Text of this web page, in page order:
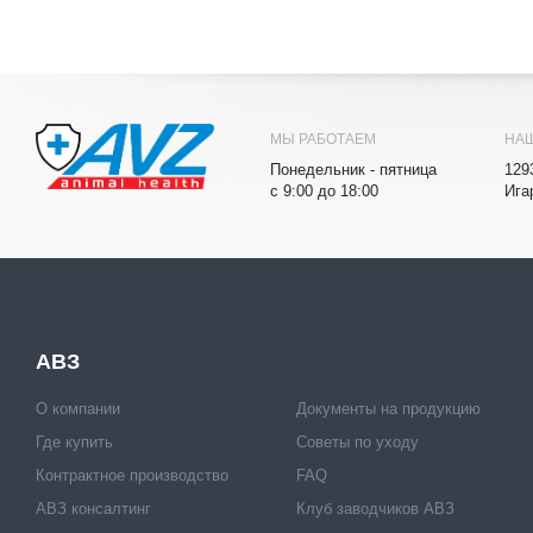
МЫ РАБОТАЕМ
Понедельник - пятница
с 9:00 до 18:00
АВЗ
О компании
Где купить
Контрактное производство
АВЗ консалтинг
Документы на продукцию
Советы по уходу
FAQ
Клуб заводчиков АВЗ